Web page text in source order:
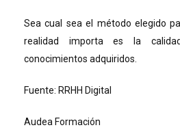
Sea cual sea el método elegido
realidad importa es la
conocimientos adquiridos.
Fuente: RRHH Digital
Audea Formación